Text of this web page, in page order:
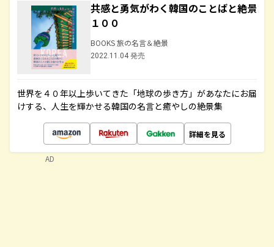
共感と勇気がわく韓国のことばと絶景
１００
BOOKS 旅の名言＆絶景
2022.11.04 発売
世界を４０年以上歩いてきた「地球の歩き方」があなたにお届
けする、人生を輝かせる韓国の名言と癒やしの絶景集
詳細を見る
AD